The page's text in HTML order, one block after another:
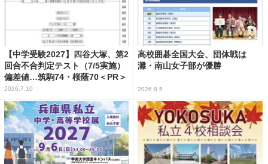
【中学受験2027】四谷大塚、第2
回合不合判定テスト（7/5実施）
偏差値…筑駒74・桜蔭70＜PR＞
2026.7.10
高校囲碁全国大会、団体戦は
灘・南山女子部が優勝
2026.8.5